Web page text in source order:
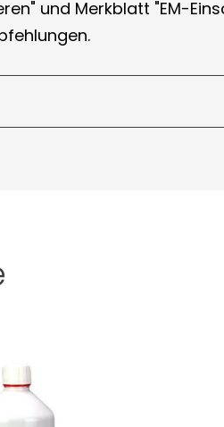
und Merkblatt "EM-